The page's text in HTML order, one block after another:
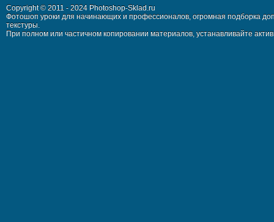
Copyright © 2011 - 2024 Photoshop-Sklad.ru
Фотошоп уроки для начинающих и профессионалов, огромная подборка
текстуры.
При полном или частичном копировании материалов, устанавливайте